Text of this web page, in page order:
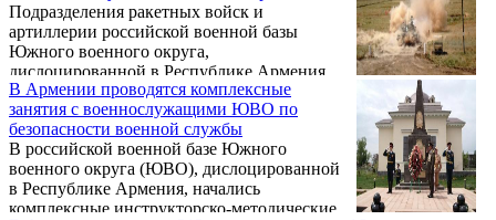
Подразделения ракетных войск и
артиллерии российской военной базы
Южного военного округа,
дислоцированной в Республике Армения,
израсходовали в 2016 году более пяти тысяч
снарядов и мин различных типов.
В Армении проводятся комплексные
занятия с военнослужащими ЮВО по
безопасности военной службы
В российской военной базе Южного
военного округа (ЮВО), дислоцированной
в Республике Армения, начались
комплексные инструкторско-методические